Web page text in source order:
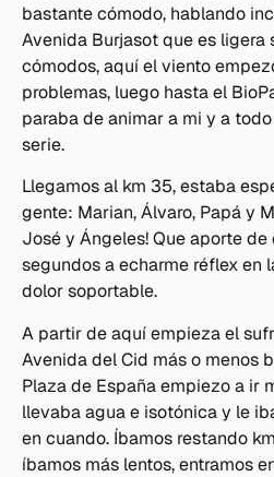
bastante cómodo, hablando
Avenida Burjasot que es ligera
cómodos, aquí el viento
problemas, luego hasta el
paraba de animar a mi y a
serie.
Llegamos al km 35, estaba
gente: Marian, Álvaro, Papá y
José y Ángeles! Que aporte de
segundos a echarme réflex en
dolor soportable.
A partir de aquí empieza el
Avenida del Cid más o menos
Plaza de España empiezo a ir
llevaba agua e isotónica y le
en cuando. Íbamos restando
íbamos más lentos, entramos